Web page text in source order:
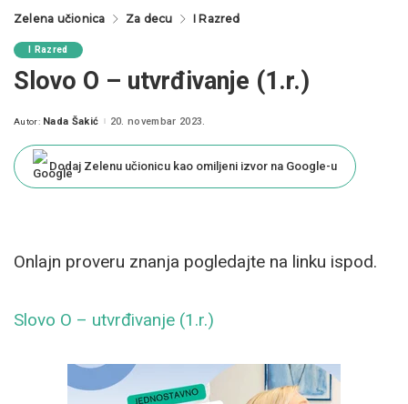
Zelena učionica Za decu I Razred
I Razred
Slovo O – utvrđivanje (1.r.)
Posted
Autor: Nada Šakić 20. novembar 2023.
Dodaj Zelenu učionicu kao omiljeni izvor na Google-u
Onlajn proveru znanja pogledajte na linku ispod.
Slovo O – utvrđivanje (1.r.)